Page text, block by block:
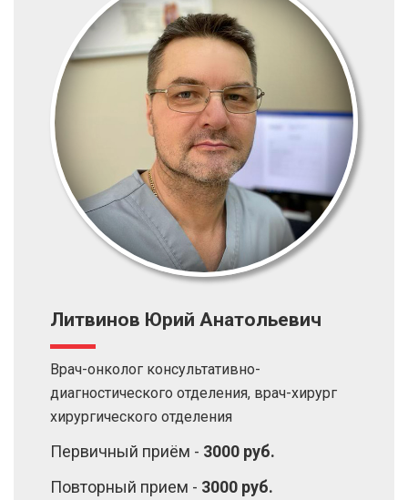
Литвинов Юрий Анатольевич
Врач-онколог консультативно-
диагностического отделения, врач-хирург
хирургического отделения
Первичный приём - 3000 руб.
Повторный прием - 3000 руб.